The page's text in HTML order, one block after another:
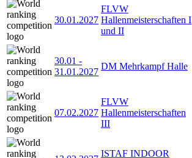
30.01.2027
FLVW
Hallenmeisterschaften I
und II
30.01 -
31.01.2027
DM Mehrkampf Halle
07.02.2027
FLVW
Hallenmeisterschaften
III
ISTAF INDOOR